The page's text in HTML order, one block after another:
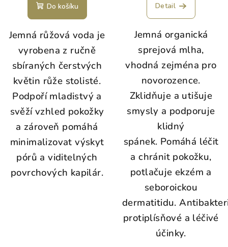
Do košíku
Jemná růžová voda je
vyrobena z ručně
sbíraných čerstvých
květin růže stolisté.
Podpoří mladistvý a
svěží vzhled pokožky
a zároveň pomáhá
minimalizovat výskyt
pórů a viditelných
povrchových kapilár.
Detail
Jemná organická
sprejová mlha,
vhodná zejména pro
novorozence.
Zklidňuje a utišuje
smysly a podporuje
klidný
spánek. Pomáhá léčit
a chránit pokožku,
potlačuje ekzém a
seboroickou
dermatitidu.
protiplísňové a léčivé
účinky.